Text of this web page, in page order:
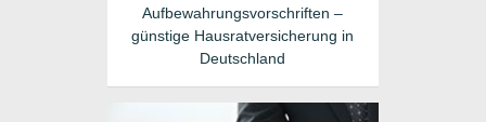
Aufbewahrungsvorschriften –
günstige Hausratversicherung in
Deutschland